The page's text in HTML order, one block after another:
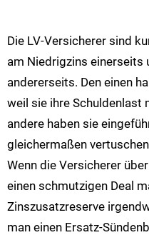
Die LV-Versicherer sind
am Niedrigzins einerseits
andererseits. Den einen
weil sie ihre Schuldenlast
andere haben sie
gleichermaßen
Wenn die Versicherer
einen schmutzigen Deal
Zinszusatzreserve
man einen Ersatz-